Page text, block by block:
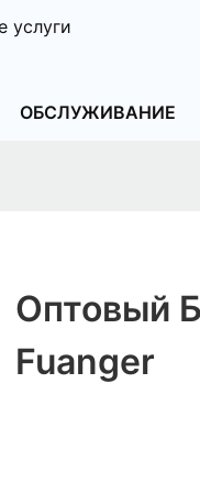
услуги
ОБСЛУЖИВАНИЕ
Оптовый
Fuanger